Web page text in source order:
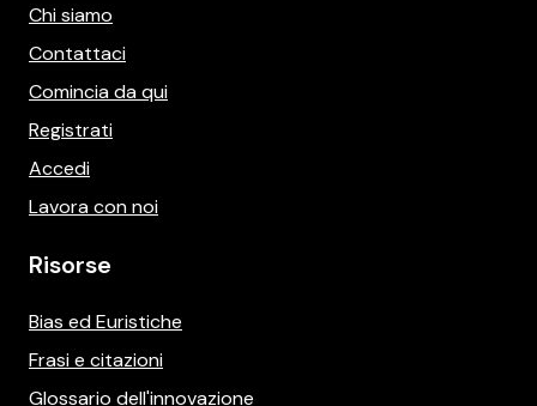
Chi siamo
Contattaci
Comincia da qui
Registrati
Accedi
Lavora con noi
Risorse
Bias ed Euristiche
Frasi e citazioni
Glossario dell'innovazione